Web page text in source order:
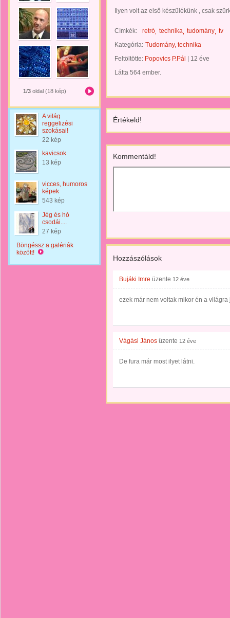
1/3 oldal (18 kép)
A világ
reggelizési
szokásai!
22 kép
kavicsok
13 kép
vicces, humoros
képek
543 kép
Jég és hó
csodái....
27 kép
Böngéssz a galériák
között!
Ilyen volt az első készülékünk , csak
Címkék: retró technika tudomány tv
Kategória: Tudomány, technika
Feltöltötte: Popovics P.Pál
12 éve
Látta 564 ember.
Értékeld!
Kommentáld!
Hozzászólások
Bujáki Imre üzente 12 éve
ezek már nem voltak mikor én a világra
Vágási János üzente 12 éve
De fura már most ilyet látni.